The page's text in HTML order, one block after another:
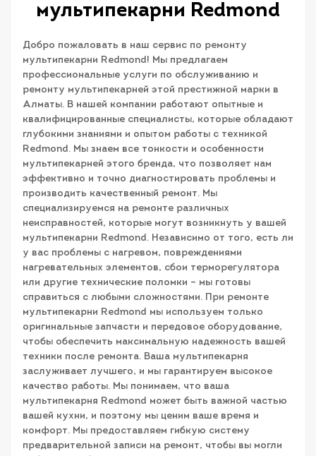
мультипекарни Redmond
Добро пожаловать в наш сервис по ремонту
мультипекарни Redmond! Мы предлагаем
профессиональные услуги по обслуживанию и
ремонту мультипекарней этой престижной марки в
Алматы. В нашей компании работают опытные и
квалифицированные специалисты, которые обладают
глубокими знаниями и опытом работы с техникой
Redmond. Мы знаем все тонкости и особенности
мультипекарней этого бренда, что позволяет нам
эффективно и точно диагностировать проблемы и
производить качественный ремонт. Мы
специализируемся на ремонте различных
неисправностей, которые могут возникнуть у вашей
мультипекарни Redmond. Независимо от того, есть ли
у вас проблемы с нагревом, повреждениями
нагревательных элементов, сбои терморегулятора
или другие технические поломки – мы готовы
справиться с любыми сложностями. При ремонте
мультипекарни Redmond мы используем только
оригинальные запчасти и передовое оборудование,
чтобы обеспечить максимальную надежность вашей
техники после ремонта. Ваша мультипекарня
заслуживает лучшего, и мы гарантируем высокое
качество работы. Мы понимаем, что ваша
мультипекарня Redmond может быть важной частью
вашей кухни, и поэтому мы ценим ваше время и
комфорт. Мы предоставляем гибкую систему
предварительной записи на ремонт, чтобы вы могли